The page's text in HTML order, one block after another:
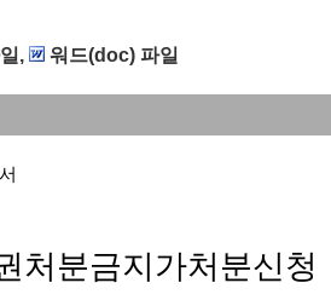
, 워드(doc) 파일
처분금지가처분신청